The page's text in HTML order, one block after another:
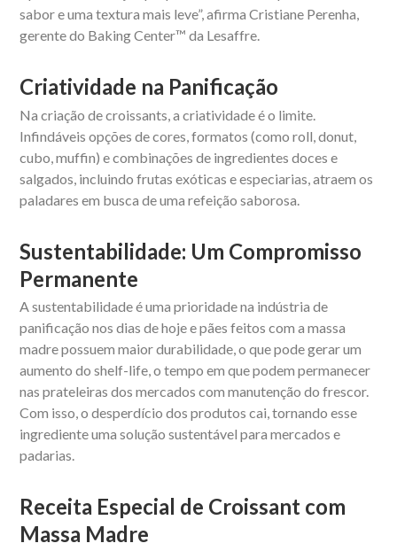
sabor e uma textura mais leve”, afirma Cristiane Perenha,
gerente do Baking Center™ da Lesaffre.
Criatividade na Panificação
Na criação de croissants, a criatividade é o limite.
Infindáveis opções de cores, formatos (como roll, donut,
cubo, muffin) e combinações de ingredientes doces e
salgados, incluindo frutas exóticas e especiarias, atraem os
paladares em busca de uma refeição saborosa.
Sustentabilidade: Um Compromisso
Permanente
A sustentabilidade é uma prioridade na indústria de
panificação nos dias de hoje e pães feitos com a massa
madre possuem maior durabilidade, o que pode gerar um
aumento do shelf-life, o tempo em que podem permanecer
nas prateleiras dos mercados com manutenção do frescor.
Com isso, o desperdício dos produtos cai, tornando esse
ingrediente uma solução sustentável para mercados e
padarias.
Receita Especial de Croissant com
Massa Madre